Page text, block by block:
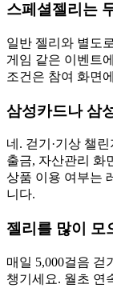
스페셜젤리는
일반 젤리와 별도
게임 같은 이벤트
조건은 참여 화면
삼성카드나 삼
네. 걷기·기상 챌
출금, 자산관리 화
상품 이용 여부는
니다.
젤리를 많이 모
매일 5,000걸음 걷
챙기세요. 월초 연